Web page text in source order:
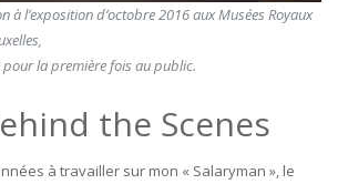
l’exposition d’octobre 2016 aux Musées Royaux
pour la première fois au public.
the Scenes
à travailler sur mon « Salaryman », le